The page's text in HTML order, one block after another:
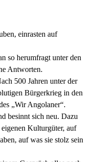
einrasten auf
so herumfragt unter den
Antworten.
500 Jahren unter der
Bürgerkrieg in den
„Wir Angolaner“.
besinnt sich neu. Dazu
Kulturgüter, auf
auf was sie stolz sein